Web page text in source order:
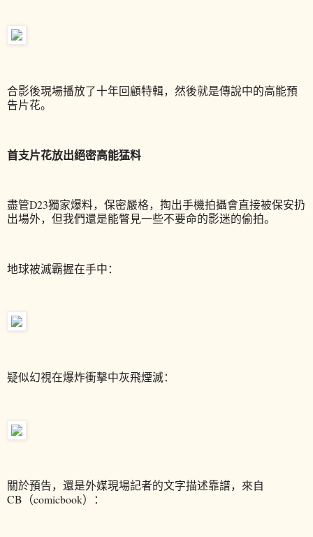
合影後現場播放了十年回顧特輯，然後就是傳說中的高能預
告片花。
首支片花放出絕密高能猛料
盡管D23獨家爆料，保密嚴格，掏出手機拍攝會直接被保安扔
出場外，但我們還是能瞥見一些不要命的影迷的偷拍。
地球被滅霸握在手中：
疑似幻視在爆炸衝擊中灰飛煙滅：
關於預告，還是外媒現場記者的文字描述靠譜，來自
CB（comicbook）：